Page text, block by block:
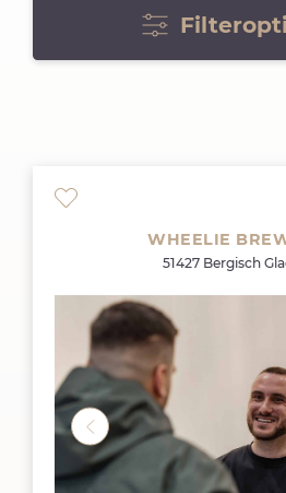
WHEELIE
51427 Bergisch